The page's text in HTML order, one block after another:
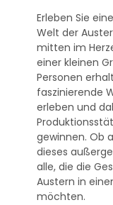
Erleben Sie
Welt der
mitten im
einer kleinen
Personen
faszinierende
erleben und
gewinnen. Ob
dieses
alle, die die
Austern in
möchten.